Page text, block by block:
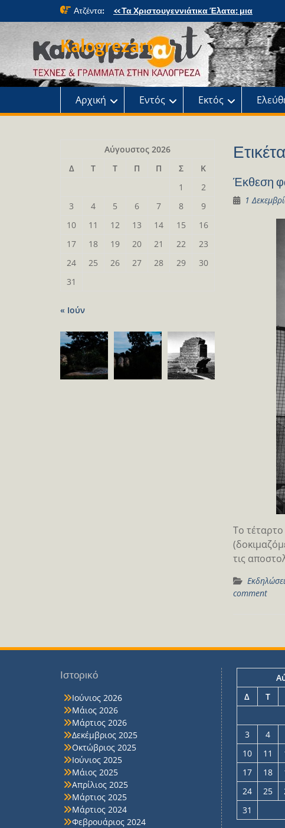
Ατζέντα:
«Τα Χριστουγεννιάτικα Έλατα: μια
μαγική περιπέτεια» στο κτήμα Φιξ
Η Χριστουγεννιάτικη συναυλία του
Ωδείου
Παρουσίαση του βιβλίου: Τα παιδιά της
αλάνας
Παρουσίαση του βιβλίου «Τοντόρ, από
τη Σαφράμπολη στην Καλογρέζα»
Kalogrezart
Αρχική Εντός Εκτός
Έκθεση
1
Το
τις
comment
Αύγουστος 2026
Δ
Τ Τ Π Π Σ
Κ
1
2
3
4 5 6 7 8
9
10
11 12 13 14 15
16
17
18 19 20 21 22
23
24
25 26 27 28 29
30
31
« Ιούν
Ιστορικό
Ιούνιος 2026
Μάιος 2026
Μάρτιος 2026
Δεκέμβριος 2025
Οκτώβριος 2025
Ιούνιος 2025
Μάιος 2025
Απρίλιος 2025
Μάρτιος 2025
Μάρτιος 2024
Φεβρουάριος 2024
Δ
Τ
3
4
10
11
17
18
24
25
31